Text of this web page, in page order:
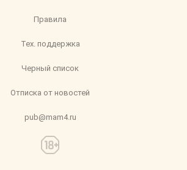
Правила
Тех. поддержка
Черный список
Отписка от новостей
pub@mam4.ru